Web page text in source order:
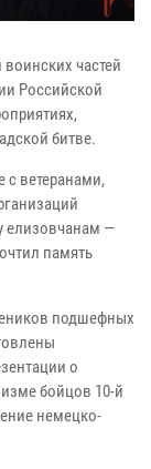
частей
Российской
битве.
с ветеранами,
елизовчанам —
память
подшефных
о
бойцов 10-й
немецко-